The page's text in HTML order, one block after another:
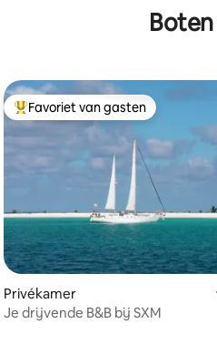
Topfavoriet van gasten
Favoriet van gasten
Privékamer
Je drijvende B&B bij SXM